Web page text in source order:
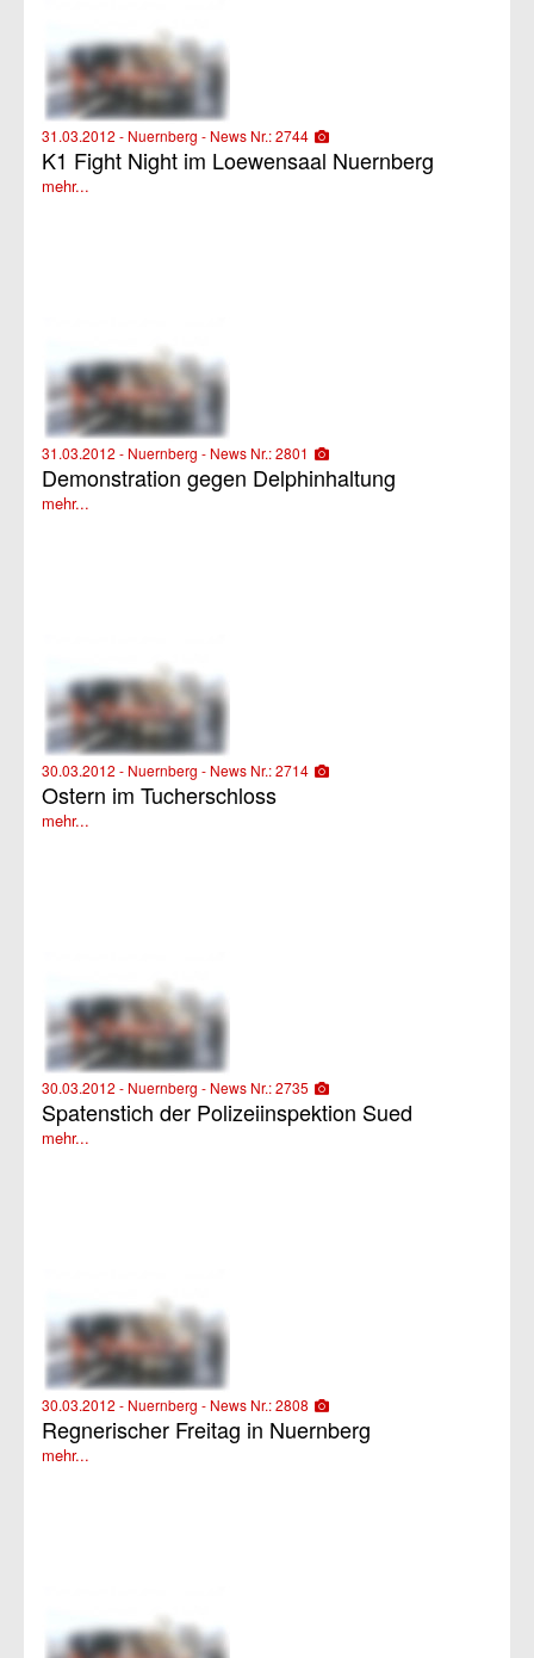
31.03.2012 - Nuernberg - News Nr.: 2744
K1 Fight Night im Loewensaal Nuernberg
mehr...
31.03.2012 - Nuernberg - News Nr.: 2801
Demonstration gegen Delphinhaltung
mehr...
30.03.2012 - Nuernberg - News Nr.: 2714
Ostern im Tucherschloss
mehr...
30.03.2012 - Nuernberg - News Nr.: 2735
Spatenstich der Polizeiinspektion Sued
mehr...
30.03.2012 - Nuernberg - News Nr.: 2808
Regnerischer Freitag in Nuernberg
mehr...